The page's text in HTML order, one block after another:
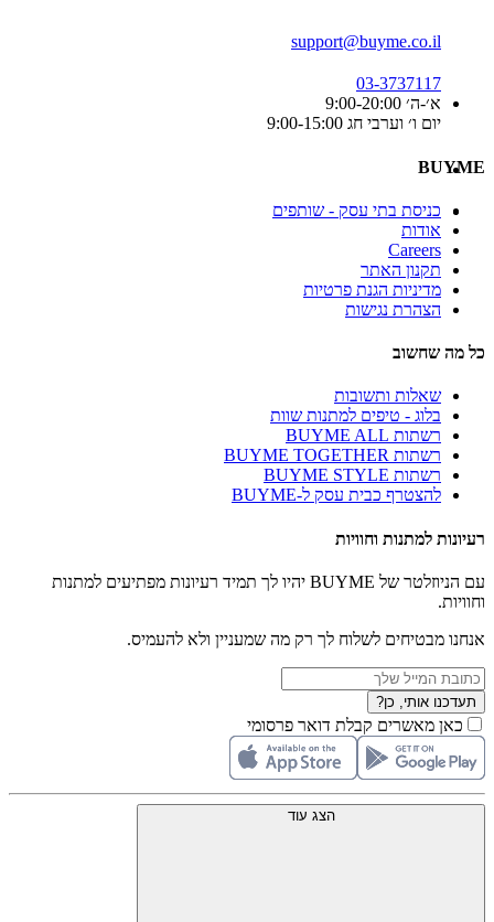
support@buyme.co.il
03-3737117
א׳-ה׳ 9:00-20:00
יום ו׳ וערבי חג 9:00-15:00
BUYME
כניסת בתי עסק - שותפים
אודות
Careers
תקנון האתר
מדיניות הגנת פרטיות
הצהרת נגישות
כל מה שחשוב
שאלות ותשובות
בלוג - טיפים למתנות שוות
רשתות BUYME ALL
רשתות BUYME TOGETHER
רשתות BUYME STYLE
להצטרף כבית עסק ל-BUYME
רעיונות למתנות וחוויות
עם הניוזלטר של BUYME יהיו לך תמיד רעיונות מפתיעים למתנות
וחוויות.
אנחנו מבטיחים לשלוח לך רק מה שמעניין ולא להעמיס.
תעדכנו אותי, כן?
כאן מאשרים קבלת דואר פרסומי
הצג עוד